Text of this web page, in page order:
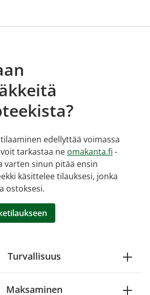
edellyttää voimassa
tarkastaa ne omakanta.fi -
varten sinun pitää ensin
käsittelee tilauksesi, jonka
ostoksesi.
Turvallisuus
Maksaminen